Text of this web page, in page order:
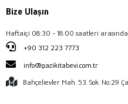
Bize Ulaşın
Haftaiçi 08:30 - 18:00 saatleri
+90 312 223 7773
info@gazikitabevi.com.tr
Bahçelievler Mah. 53. Sok. No:29